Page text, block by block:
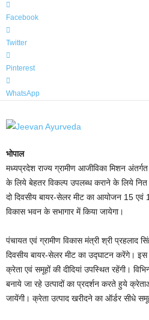
Facebook
Twitter
Pinterest
WhatsApp
भोपाल
मध्यप्रदेश राज्य ग्रामीण आजीविका मिशन
के लिये बेहतर विकल्प उपलब्ध कराने के लिये
दो दिवसीय बायर-सेलर मीट का आयोजन 15 एवं
विकास भवन के सभागार में किया जायेगा।
पंचायत एवं ग्रामीण विकास मंत्री श्री प्रहलाद
दिवसीय बायर-सेलर मीट का उद्घाटन करेंगे। इस
क्रेता एवं समूहों की दीदियां उपस्थित रहेंगी।
बनाये जा रहे उत्पादों का प्रदर्शन करते हुये
जायेंगी। क्रेता उत्पाद खरीदने का ऑर्डर सीधे